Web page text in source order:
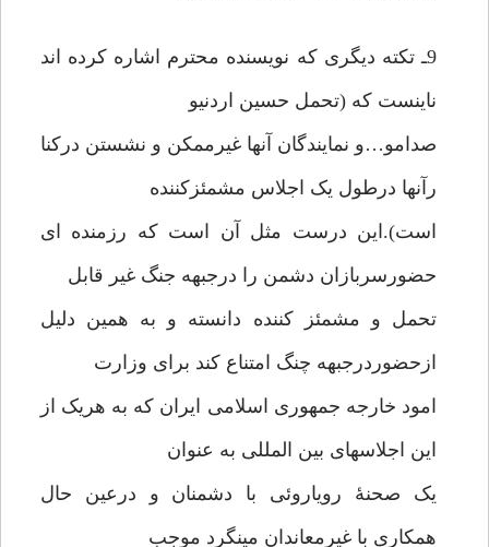
9ـ تکته دیگری که نویسنده محترم اشاره کرده اند
ناینست که (تحمل حسین اردنیو
صدامو…و نمایندگان آنها غیرممکن و نشستن درکنا
رآنها درطول یک اجلاس مشمئزکننده
است).این درست مثل آن است که رزمنده ای
حضورسربازان دشمن را درجبهه جنگ غیر قابل
تحمل و مشمئز کننده دانسته و به همین دلیل
ازحضوردرجبهه چنگ امتناع کند برای وزارت
امود خارجه جمهوری اسلامی ایران که به هریک از
این اجلاسهای بین المللی به عنوان
یک صحنۀ رویاروئی با دشمنان و درعین حال
همکاری با غیرمعاندان مینگرد موجب